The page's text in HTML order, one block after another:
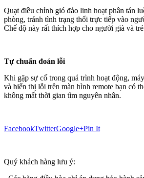
Quạt điều chỉnh gió đảo linh hoạt phân tán
phòng, tránh tình trạng thổi trực tiếp vào
Chế độ này rất thích hợp cho người già và
Tự chuẩn đoán lỗi
Khi gặp sự cố trong quá trình hoạt động,
và hiển thị lỗi trên màn hình remote bạn có
không mất thời gian tìm nguyên nhân.
FacebookTwitterGoogle+Pin It
Quý khách hàng lưu ý: